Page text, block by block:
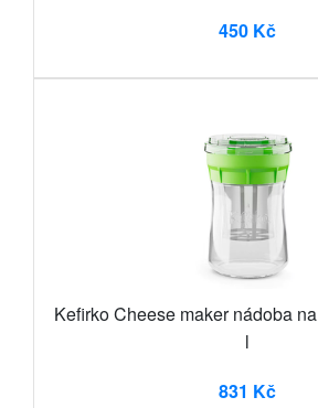
450 Kč
Kefirko Cheese maker nádoba
l
831 Kč